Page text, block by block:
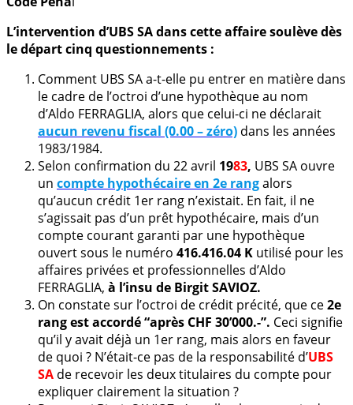
L’intervention d’UBS SA dans cette affaire soulève dès
le départ cinq questionnements :
Comment UBS SA a-t-elle pu entrer en matière dans
le cadre de l’octroi d’une hypothèque au nom
d’Aldo FERRAGLIA, alors que celui-ci ne déclarait
aucun revenu fiscal (0.00 – zéro) dans les années
1983/1984.
Selon confirmation du 22 avril 1983, UBS SA ouvre
un compte hypothécaire en 2e rangalors
qu’aucun crédit 1er rang n’existait. En fait, il ne
s’agissait pas d’un prêt hypothécaire, mais d’un
compte courant garanti par une hypothèque
ouvert sous le numéro 416.416.04 K utilisé pour les
affaires privées et professionnelles d’Aldo
FERRAGLIA, à l’insu de Birgit SAVIOZ.
On constate sur l’octroi de crédit précité, que ce2e
rang est accordé “après CHF 30’000.-”. Ceci signifie
qu’il y avait déjà un 1er rang, mais alors en faveur
de quoi ? N’était-ce pas de la responsabilité d’UBS
SA de recevoir les deux titulaires du compte pour
expliquer clairement la situation ?